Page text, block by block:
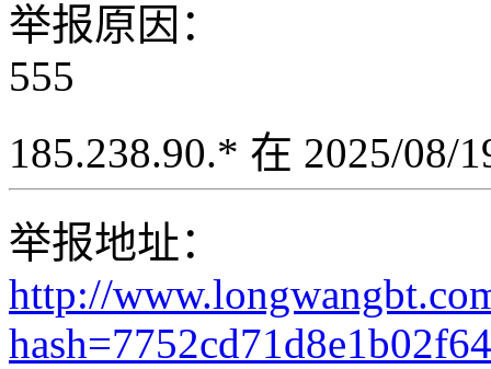
举报原因：
555
185.238.90.* 在 2025/08/
举报地址：
http://